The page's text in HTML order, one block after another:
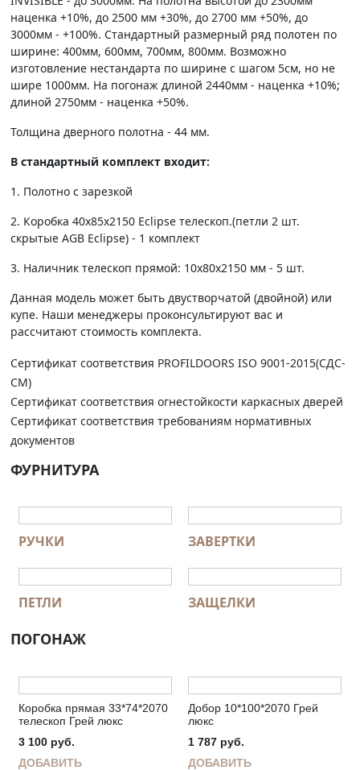
наценка +10%, до 2500 мм +30%, до 2700 мм +50%, до
3000мм - +100%. Стандартный размерный ряд полотен по
ширине: 400мм, 600мм, 700мм, 800мм. Возможно
изготовление нестандарта по ширине с шагом 5см, но не
шире 1000мм. На погонаж длиной 2440мм - наценка +10%;
длиной 2750мм - наценка +50%.
Толщина дверного полотна - 44 мм.
В стандартный комплект входит:
1. Полотно c зарезкой
2. Коробка 40х85х2150 Eclipse телескоп.(петли 2 шт.
скрытые AGB Eclipse) - 1 комплект
3. Наличник телескоп прямой: 10х80х2150 мм - 5 шт.
Данная модель может быть двустворчатой (двойной) или
купе. Наши менеджеры проконсультируют вас и
рассчитают стоимость комплекта.
Сертификат соответствия PROFILDOORS ISO 9001-2015(СДС-
СМ)
Сертификат соответствия огнестойкости каркасных дверей
Сертификат соответствия требованиям нормативных
документов
ФУРНИТУРА
РУЧКИ ЗАВЕРТКИ
ПЕТЛИ ЗАЩЕЛКИ
ПОГОНАЖ
Коробка прямая 33*74*2070
телескоп Грей люкс
3 100 руб.
ДОБАВИТЬ
Добор 10*100*2070 Грей
люкс
1 787 руб.
ДОБАВИТЬ